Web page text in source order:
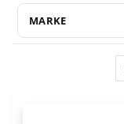
MARKE